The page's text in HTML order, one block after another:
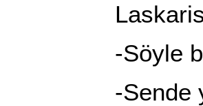
Laskaris
-Söyle
-Sende